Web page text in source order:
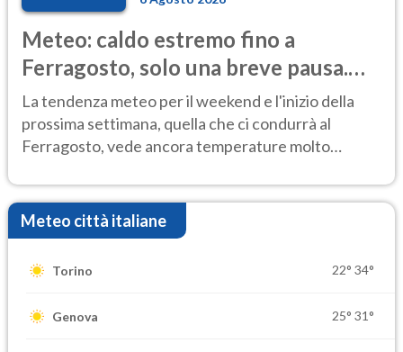
Meteo: caldo estremo fino a
Ferragosto, solo una breve pausa.
Ecco dove
La tendenza meteo per il weekend e l'inizio della
prossima settimana, quella che ci condurrà al
Ferragosto, vede ancora temperature molto
Meteo città italiane
Torino 22° 34°
Genova 25° 31°